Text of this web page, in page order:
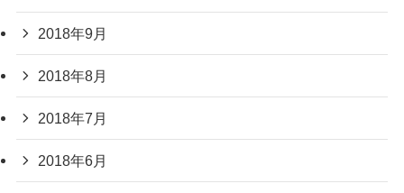
2018年9月
2018年8月
2018年7月
2018年6月